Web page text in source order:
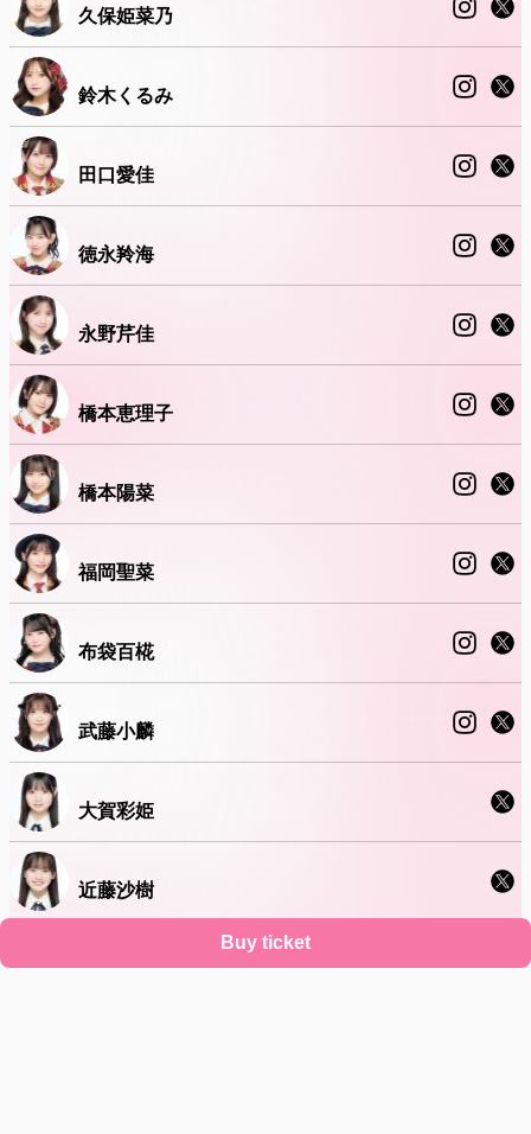
久保姫菜乃
鈴木くるみ
田口愛佳
徳永羚海
永野芹佳
橋本恵理子
橋本陽菜
福岡聖菜
布袋百椛
武藤小麟
大賀彩姫
近藤沙樹
太田有紀
Buy ticket